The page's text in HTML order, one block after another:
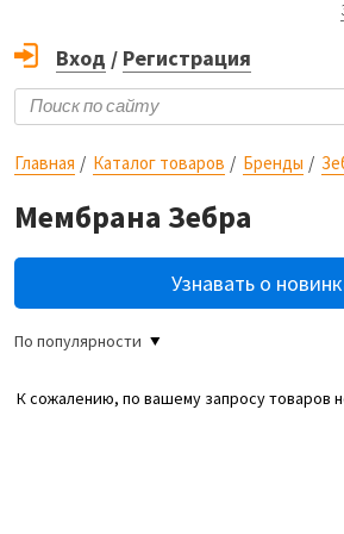
Вход / Регистрация
Главная Каталог товаров Бренды
Мембрана Зебра
Узнавать о
По популярности
К сожалению, по вашему запросу товаров